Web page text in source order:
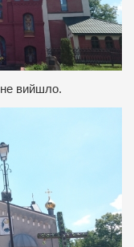
вийшло.